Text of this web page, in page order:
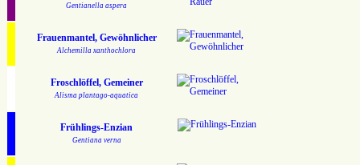
Gentianella aspera
Frauenmantel, Gewöhnlicher
Alchemilla xanthochlora
Froschlöffel, Gemeiner
Alisma plantago-aquatica
Frühlings-Enzian
Gentiana verna